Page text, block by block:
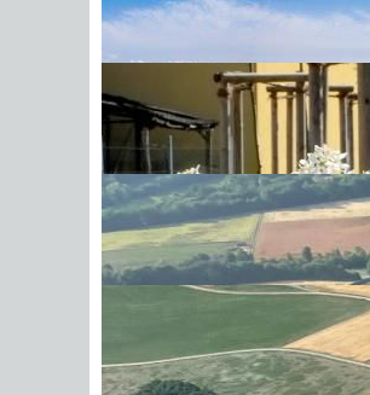
Sonnenschein am Morgen im
Ahornwald
akzeptiere dieDatenschutz­
erklärung
Kopie an Absender
Seite drucken
PDF drucken
Öffnungszeiten